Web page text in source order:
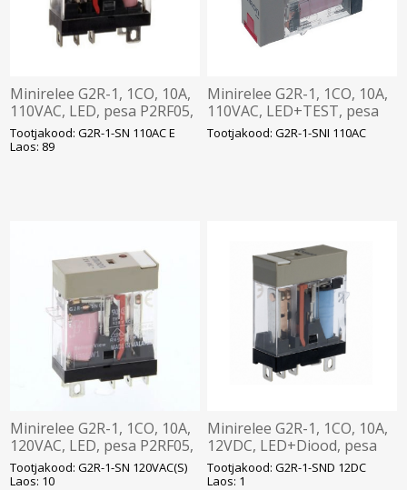
Minirelee G2R-1, 1CO, 10A,
110VAC, LED, pesa P2RF05,
Omron
Tootjakood: G2R-1-SN 110AC E
Laos: 89
Minirelee G2R-1, 1CO, 10A,
110VAC, LED+TEST, pesa
P2RF05, Omron
Tootjakood: G2R-1-SNI 110AC
Minirelee G2R-1, 1CO, 10A,
120VAC, LED, pesa P2RF05,
Omron
Tootjakood: G2R-1-SN 120VAC(S)
Laos: 10
Minirelee G2R-1, 1CO, 10A,
12VDC, LED+Diood, pesa
P2RF05, Omron
Tootjakood: G2R-1-SND 12DC
Laos: 1